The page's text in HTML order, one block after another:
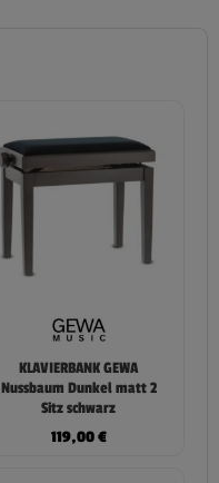
KLAVIERBANK GEWA
Nussbaum Dunkel matt 2
Sitz schwarz
119,00€